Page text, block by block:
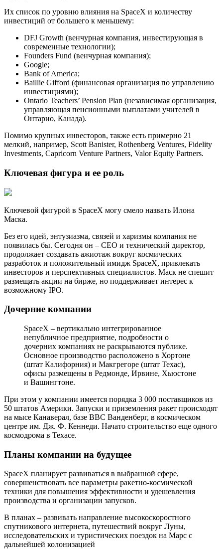
Их список по уровню влияния на SpaceX и количеству
инвестиций от большего к меньшему:
DFJ Growth (венчурная компания, инвестирующая в
современные технологии);
Founders Fund (венчурная компания);
Google;
Bank of America;
Baillie Gifford (финансовая организация по управлению
инвестициями);
Ontario Teachers’ Pension Plan (независимая организация,
управляющая пенсионными выплатами учителей в
Онтарио, Канада).
Помимо крупных инвесторов, также есть примерно 21
мелкий, например, Scott Banister, Rothenberg Ventures, Fidelity
Investments, Capricorn Venture Partners, Valor Equity Partners.
Ключевая фигура и ее роль
Ключевой фигурой в SpaceX могу смело назвать Илона
Маска.
Без его идей, энтузиазма, связей и харизмы компания не
появилась бы. Сегодня он – CEO и технический директор,
продолжает создавать ажиотаж вокруг космических
разработок и положительный имидж SpaceX, привлекать
инвесторов и перспективных специалистов. Маск не спешит
размещать акции на бирже, но поддерживает интерес к
возможному IPO.
Дочерние компании
SpaceX – вертикально интегрированное
непубличное предприятие, подробности о
дочерних компаниях не раскрываются публике.
Основное производство расположено в Хортоне
(штат Калифорния) и Макгрегоре (штат Техас),
офисы размещены в Редмонде, Ирвине, Хьюстоне
и Вашингтоне.
При этом у компании имеется порядка 3 000 поставщиков из
50 штатов Америки. Запуски и приземления ракет происходят
на мысе Канаверал, базе ВВС Ванденберг, в космическом
центре им. Дж. Ф. Кеннеди. Начато строительство еще одного
космодрома в Техасе.
Планы компании на будущее
SpaceX планирует развиваться в выбранной сфере,
совершенствовать все параметры ракетно-космической
техники для повышения эффективности и удешевления
производства и организации запусков.
В планах – развивать направление высокоскоростного
спутникового интернета, путешествий вокруг Луны,
исследовательских и туристических поездок на Марс с
дальнейшей колонизацией